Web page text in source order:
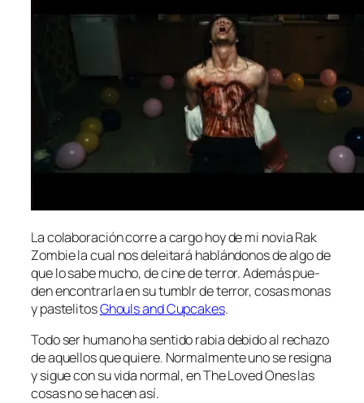
La co­la­bo­ra­ción co­rre a car­go hoy de mi no­via Rak
Zombie la cual nos de­lei­ta­rá ha­blán­do­nos de al­go de
que lo sa­be mu­cho, de ci­ne de te­rror. Además pue­
den en­con­trar­la en su tumblr de te­rror, co­sas mo­nas
y pas­te­li­tosGhouls and Cupcakes.
Todo ser hu­mano ha sen­ti­do ra­bia de­bi­do al re­cha­zo
de aque­llos que quie­re. Normalmente uno se re­sig­na
y si­gue con su vi­da nor­mal, en The Loved Ones las
co­sas no se ha­cen así.